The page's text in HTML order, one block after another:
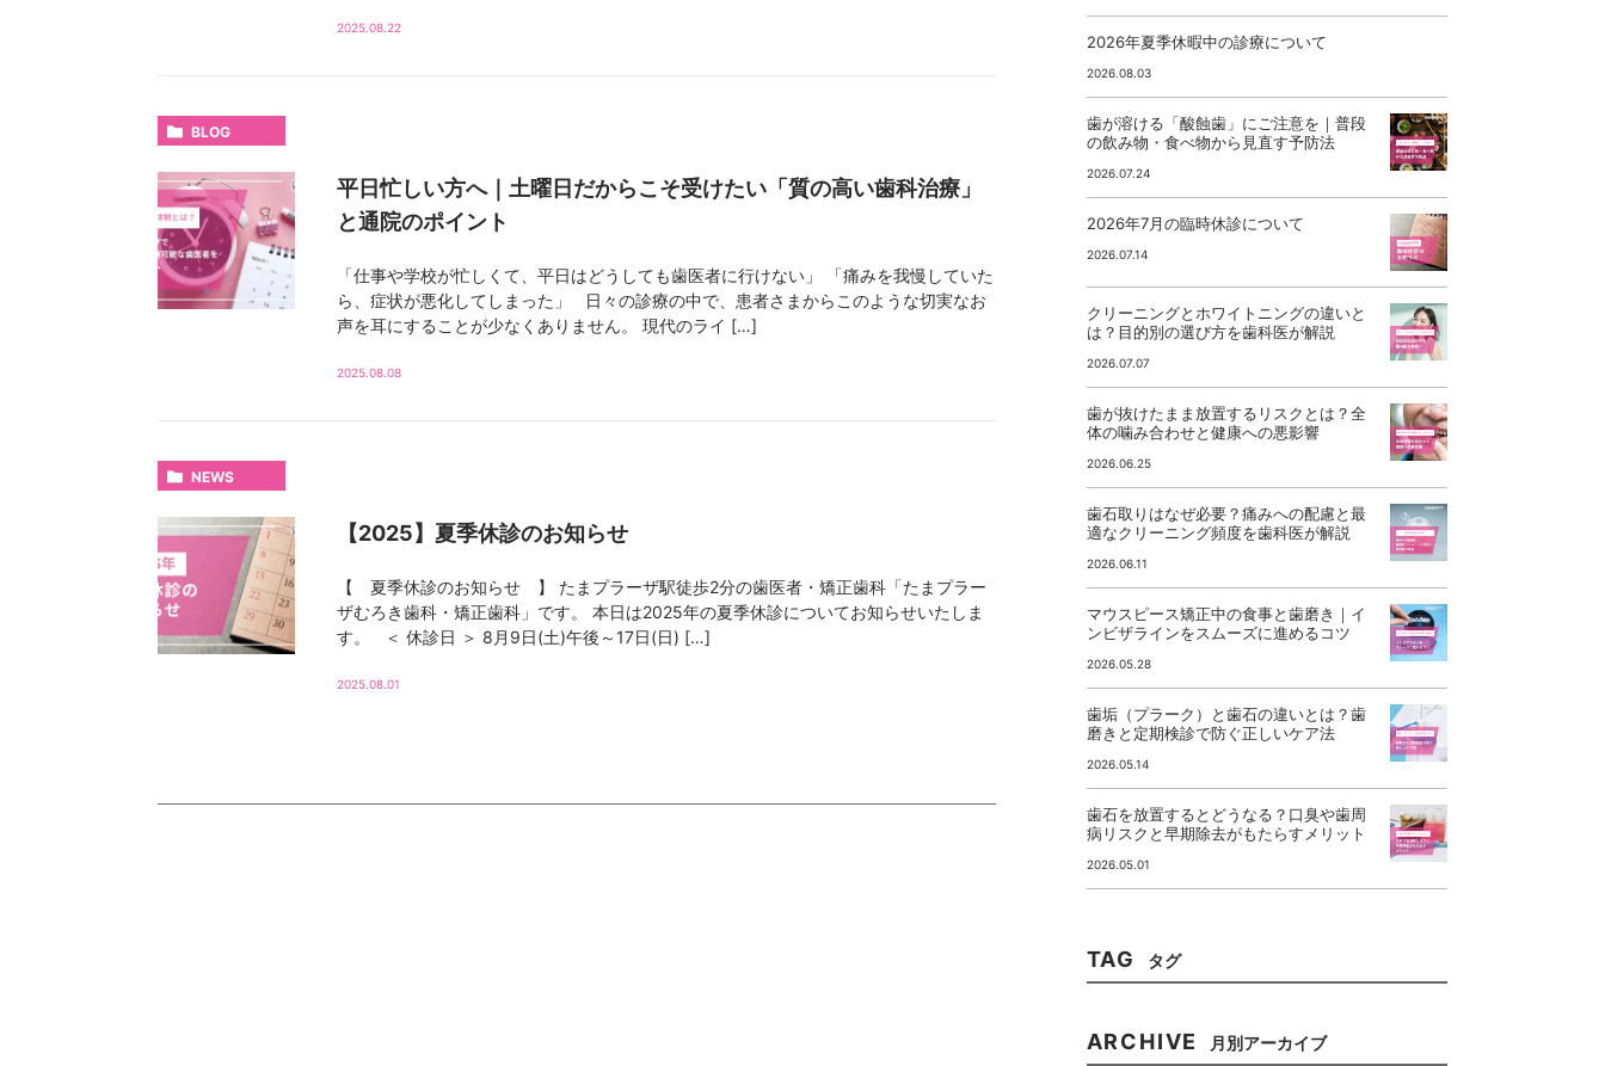
2025.08.22
BLOG
平日忙しい方へ｜土曜日だからこそ受けたい「質の高い歯科治療」
と通院のポイント
「仕事や学校が忙しくて、平日はどうしても歯医者に行けない」 「痛みを我慢していた
ら、症状が悪化してしまった」 日々の診療の中で、患者さまからこのような切実なお
声を耳にすることが少なくありません。 現代のライ […]
2025.08.08
NEWS
【2025】夏季休診のお知らせ
【 夏季休診のお知らせ 】 たまプラーザ駅徒歩2分の歯医者・矯正歯科「たまプラー
ザむろき歯科・矯正歯科」です。 本日は2025年の夏季休診についてお知らせいたしま
す。 ＜ 休診日 ＞ 8月9日(土)午後～17日(日) […]
2025.08.01
2026年夏季休暇中の診療について
2026.08.03
歯が溶ける「酸蝕歯」にご注意を｜普段
の飲み物・食べ物から見直す予防法
2026.07.24
2026年7月の臨時休診について
2026.07.14
クリーニングとホワイトニングの違いと
は？目的別の選び方を歯科医が解説
2026.07.07
歯が抜けたまま放置するリスクとは？全
体の噛み合わせと健康への悪影響
2026.06.25
歯石取りはなぜ必要？痛みへの配慮と最
適なクリーニング頻度を歯科医が解説
2026.06.11
マウスピース矯正中の食事と歯磨き｜イ
ンビザラインをスムーズに進めるコツ
2026.05.28
歯垢（プラーク）と歯石の違いとは？歯
磨きと定期検診で防ぐ正しいケア法
2026.05.14
歯石を放置するとどうなる？口臭や歯周
病リスクと早期除去がもたらすメリット
2026.05.01
TAG タグ
ARCHIVE 月別アーカイブ